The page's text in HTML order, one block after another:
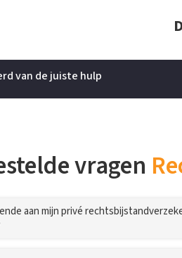
van de juiste hulp
vragen
aan mijn privé